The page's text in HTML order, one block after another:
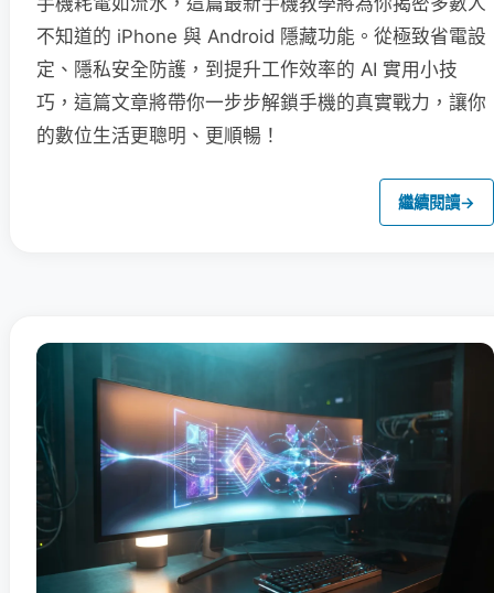
不知道的 iPhone 與 Android 隱藏功能。從極致省電設
定、隱私安全防護，到提升工作效率的 AI 實用小技
巧，這篇文章將帶你一步步解鎖手機的真實戰力，讓你
的數位生活更聰明、更順暢！
繼續閱讀→